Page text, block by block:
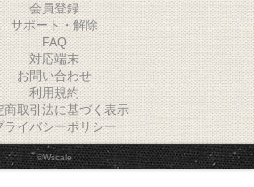
会員登録
サポート・解除
FAQ
対応端末
お問い合わせ
利用規約
商取引法に基づく表示
ライバシーポリシー
©Wscale